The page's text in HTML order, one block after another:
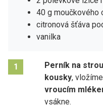
40 g moučkového
citronová šťáva
vanilka
1
Perník na
kousky,
vroucím
vsákne.